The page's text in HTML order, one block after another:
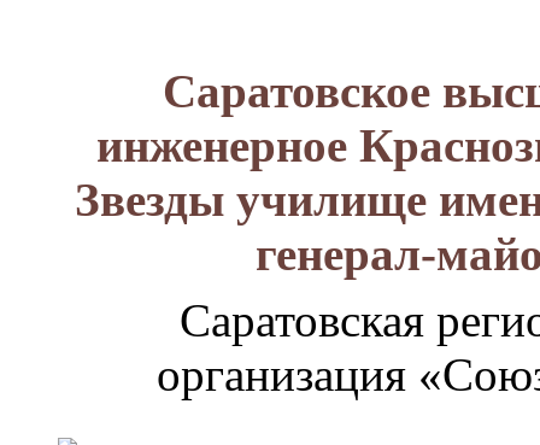
Саратовское
инженерное
Звезды училище
генерал-
Саратовская
организация